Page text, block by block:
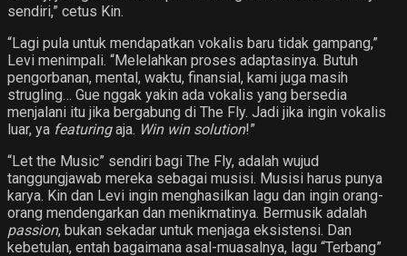
sendiri,” cetus Kin.
“Lagi pula untuk mendapatkan vokalis baru tidak gampang,”
Levi menimpali. “Melelahkan proses adaptasinya. Butuh
pengorbanan, mental, waktu, finansial, kami juga masih
strugling… Gue nggak yakin ada vokalis yang bersedia
menjalani itu jika bergabung di The Fly. Jadi jika ingin vokalis
luar, ya featuringaja. Win win solution!”
“Let the Music” sendiri bagi The Fly, adalah wujud
tanggungjawab mereka sebagai musisi. Musisi harus punya
karya. Kin dan Levi ingin menghasilkan lagu dan ingin orang-
orang mendengarkan dan menikmatinya. Bermusik adalah
passion, bukan sekadar untuk menjaga eksistensi. Dan
kebetulan, entah bagaimana asal-muasalnya, lagu “Terbang”